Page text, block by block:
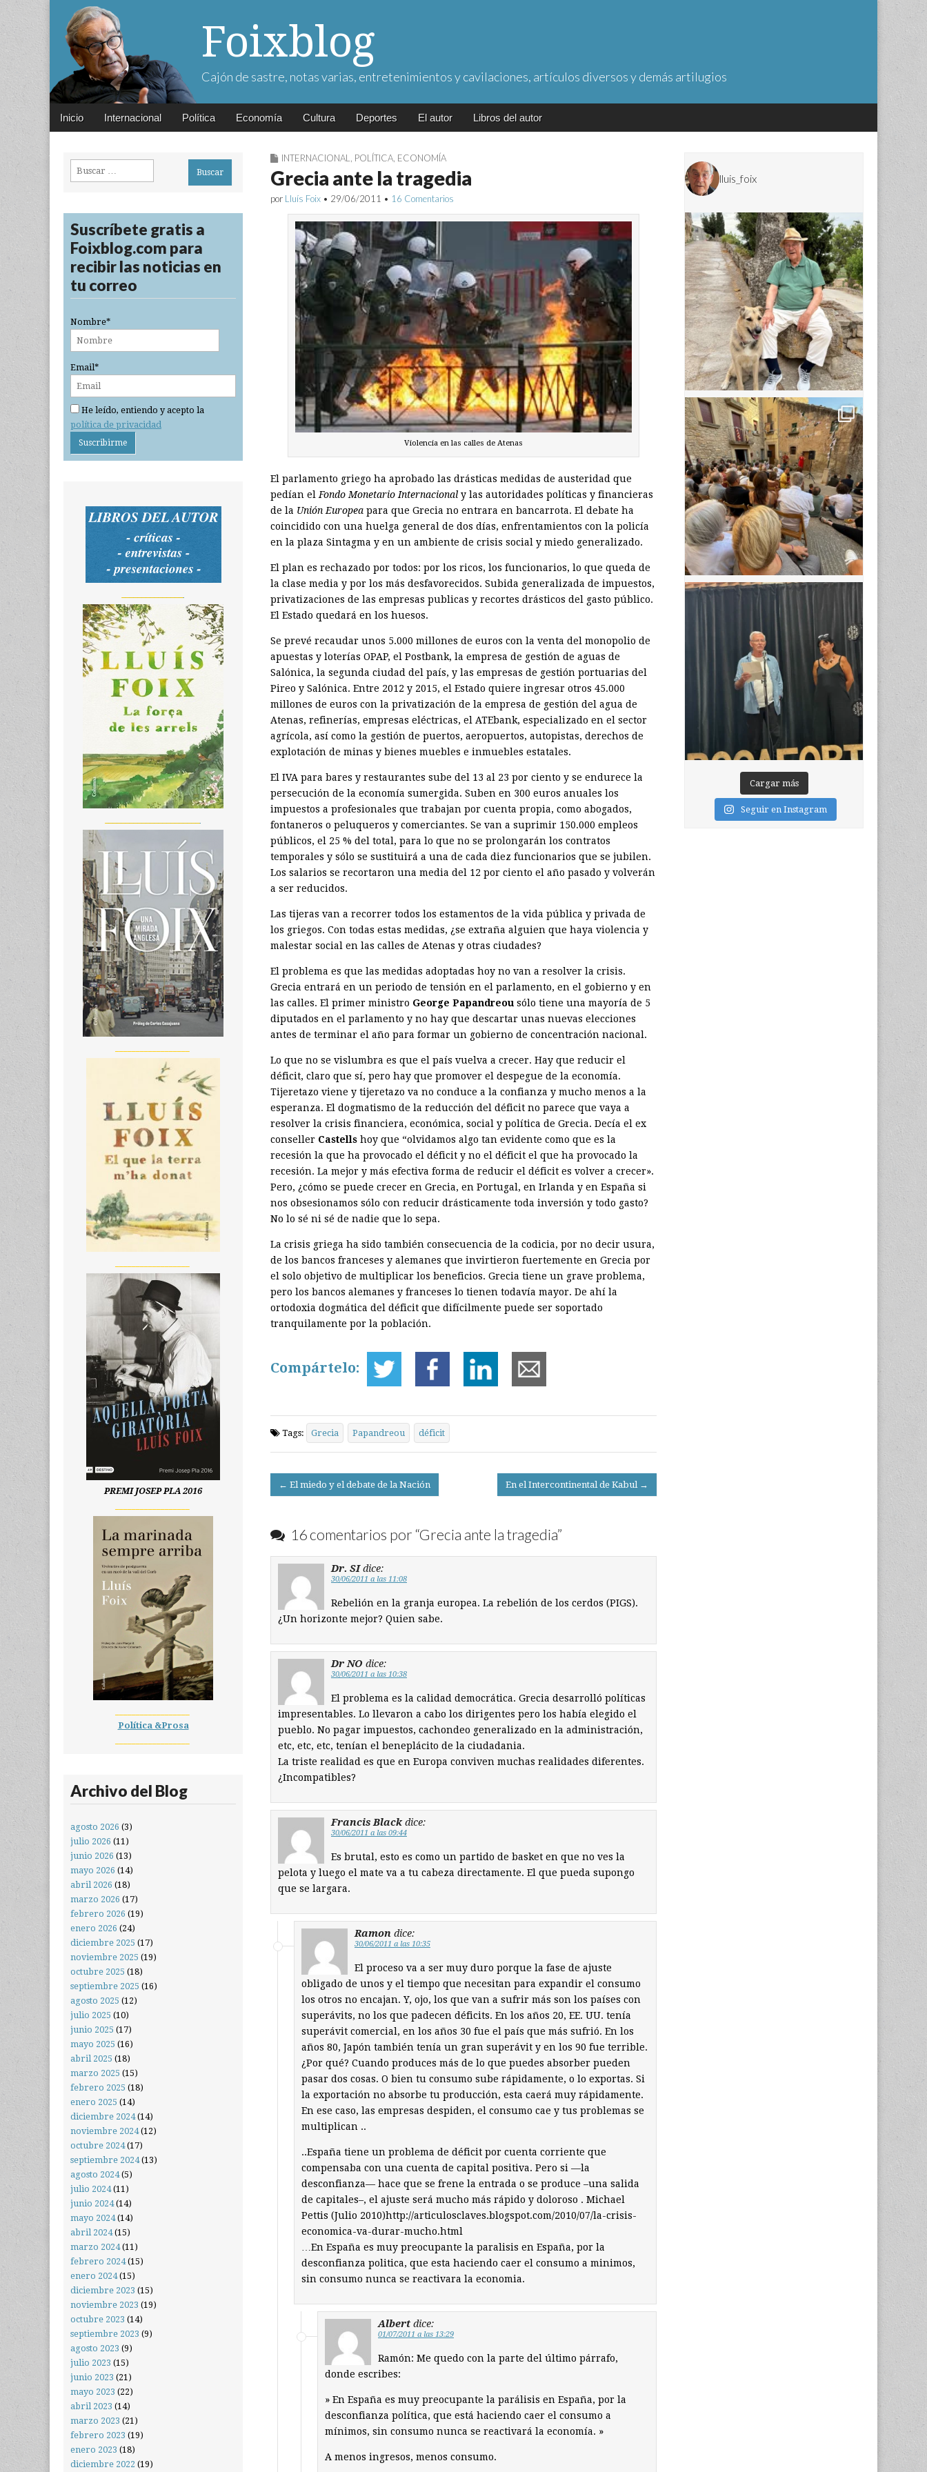
Foixblog
Cajón de sastre, notas varias, entretenimientos y cavilaciones, artículos diversos y demás artilugios
Main
Skip
Inicio Internacional Política Economía Cultura Deportes El autor Libros del autor
INTERNACIONAL POLÍTICA ECONOMÍA
Grecia ante la tragedia
por Lluís Foix • 29/06/2011 • 16 Comentarios
Violencia en las calles de Atenas
El parlamento griego ha aprobado las drásticas medidas de austeridad que
pedían el Fondo Monetario Internacional y las autoridades políticas y financieras
de la Unión Europea para que Grecia no entrara en bancarrota. El debate ha
coincidido con una huelga general de dos días, enfrentamientos con la policía
en la plaza Sintagma y en un ambiente de crisis social y miedo generalizado.
El plan es rechazado por todos: por los ricos, los funcionarios, lo que queda de
la clase media y por los más desfavorecidos. Subida generalizada de impuestos,
privatizaciones de las empresas publicas y recortes drásticos del gasto público.
El Estado quedará en los huesos.
Se prevé recaudar unos 5.000 millones de euros con la venta del monopolio de
apuestas y loterías OPAP, el Postbank, la empresa de gestión de aguas de
Salónica, la segunda ciudad del país, y las empresas de gestión portuarias del
Pireo y Salónica. Entre 2012 y 2015, el Estado quiere ingresar otros 45.000
millones de euros con la privatización de la empresa de gestión del agua de
Atenas, refinerías, empresas eléctricas, el ATEbank, especializado en el sector
agrícola, así como la gestión de puertos, aeropuertos, autopistas, derechos de
explotación de minas y bienes muebles e inmuebles estatales.
El IVA para bares y restaurantes sube del 13 al 23 por ciento y se endurece la
persecución de la economía sumergida. Suben en 300 euros anuales los
impuestos a profesionales que trabajan por cuenta propia, como abogados,
fontaneros o peluqueros y comerciantes. Se van a suprimir 150.000 empleos
públicos, el 25 % del total, para lo que no se prolongarán los contratos
temporales y sólo se sustituirá a una de cada diez funcionarios que se jubilen.
Los salarios se recortaron una media del 12 por ciento el año pasado y volverán
a ser reducidos.
Las tijeras van a recorrer todos los estamentos de la vida pública y privada de
los griegos. Con todas estas medidas, ¿se extraña alguien que haya violencia y
malestar social en las calles de Atenas y otras ciudades?
El problema es que las medidas adoptadas hoy no van a resolver la crisis.
Grecia entrará en un periodo de tensión en el parlamento, en el gobierno y en
las calles. El primer ministro George Papandreou sólo tiene una mayoría de 5
diputados en el parlamento y no hay que descartar unas nuevas elecciones
antes de terminar el año para formar un gobierno de concentración nacional.
Lo que no se vislumbra es que el país vuelva a crecer. Hay que reducir el
déficit, claro que sí, pero hay que promover el despegue de la economía.
Tijeretazo viene y tijeretazo va no conduce a la confianza y mucho menos a la
esperanza. El dogmatismo de la reducción del déficit no parece que vaya a
resolver la crisis financiera, económica, social y política de Grecia. Decía el ex
conseller Castells hoy que “olvidamos algo tan evidente como que es la
recesión la que ha provocado el déficit y no el déficit el que ha provocado la
recesión. La mejor y más efectiva forma de reducir el déficit es volver a crecer».
Pero, ¿cómo se puede crecer en Grecia, en Portugal, en Irlanda y en España si
nos obsesionamos sólo con reducir drásticamente toda inversión y todo gasto?
No lo sé ni sé de nadie que lo sepa.
La crisis griega ha sido también consecuencia de la codicia, por no decir usura,
de los bancos franceses y alemanes que invirtieron fuertemente en Grecia por
el solo objetivo de multiplicar los beneficios. Grecia tiene un grave problema,
pero los bancos alemanes y franceses lo tienen todavía mayor. De ahí la
ortodoxia dogmática del déficit que difícilmente puede ser soportado
tranquilamente por la población.
Compártelo:
Tags: Grecia Papandreou déficit
Post
← El miedo y el debate de la Nación En el Intercontinental de Kabul →
16 comentarios por “Grecia ante la tragedia”
Dr. SI dice:
30/06/2011 a las 11:08
Rebelión en la granja europea. La rebelión de los cerdos (PIGS).
¿Un horizonte mejor? Quien sabe.
Dr NO dice:
30/06/2011 a las 10:38
El problema es la calidad democrática. Grecia desarrolló políticas
impresentables. Lo llevaron a cabo los dirigentes pero los había elegido el
pueblo. No pagar impuestos, cachondeo generalizado en la administración,
etc, etc, etc, tenían el beneplácito de la ciudadania.
La triste realidad es que en Europa conviven muchas realidades diferentes.
¿Incompatibles?
Francis Black dice:
30/06/2011 a las 09:44
Es brutal, esto es como un partido de basket en que no ves la
pelota y luego el mate va a tu cabeza directamente. El que pueda supongo
que se largara.
Ramon dice:
30/06/2011 a las 10:35
El proceso va a ser muy duro porque la fase de ajuste
obligado de unos y el tiempo que necesitan para expandir el consumo
los otros no encajan. Y, ojo, los que van a sufrir más son los países con
superávits, no los que padecen déficits. En los años 20, EE. UU. tenía
superávit comercial, en los años 30 fue el país que más sufrió. En los
años 80, Japón también tenía un gran superávit y en los 90 fue terrible.
¿Por qué? Cuando produces más de lo que puedes absorber pueden
pasar dos cosas. O bien tu consumo sube rápidamente, o lo exportas. Si
la exportación no absorbe tu producción, esta caerá muy rápidamente.
En ese caso, las empresas despiden, el consumo cae y tus problemas se
multiplican ..
..España tiene un problema de déficit por cuenta corriente que
compensaba con una cuenta de capital positiva. Pero si —la
desconfianza— hace que se frene la entrada o se produce –una salida
de capitales–, el ajuste será mucho más rápido y doloroso . Michael
Pettis (Julio 2010)http://articulosclaves.blogspot.com/2010/07/la-crisis-
economica-va-durar-mucho.html
…En España es muy preocupante la paralisis en España, por la
desconfianza politica, que esta haciendo caer el consumo a minimos,
sin consumo nunca se reactivara la economia.
Albert dice:
01/07/2011 a las 13:29
Ramón: Me quedo con la parte del último párrafo,
donde escribes:
» En España es muy preocupante la parálisis en España, por la
desconfianza política, que está haciendo caer el consumo a
mínimos, sin consumo nunca se reactivará la economía. »
A menos ingresos, menos consumo.
Buscar:
Suscríbete gratis a
Foixblog.com para
recibir las noticias en
tu correo
Nombre*
Email*
He leído, entiendo y acepto la
política de privacidad
PREMI JOSEP PLA 2016
Política &Prosa
Archivo del Blog
agosto 2026 (3)
julio 2026 (11)
junio 2026 (13)
mayo 2026 (14)
abril 2026 (18)
marzo 2026 (17)
febrero 2026 (19)
enero 2026 (24)
diciembre 2025 (17)
noviembre 2025 (19)
octubre 2025 (18)
septiembre 2025 (16)
agosto 2025 (12)
julio 2025 (10)
junio 2025 (17)
mayo 2025 (16)
abril 2025 (18)
marzo 2025 (15)
febrero 2025 (18)
enero 2025 (14)
diciembre 2024(14)
noviembre 2024(12)
octubre 2024(17)
septiembre 2024(13)
agosto 2024(5)
julio 2024(11)
junio 2024(14)
mayo 2024(14)
abril 2024(15)
marzo 2024(11)
febrero 2024(15)
enero 2024(15)
diciembre 2023 (15)
noviembre 2023 (19)
octubre 2023 (14)
septiembre 2023 (9)
agosto 2023 (9)
julio 2023 (15)
junio 2023 (21)
mayo 2023 (22)
abril 2023 (14)
marzo 2023 (21)
febrero 2023 (19)
enero 2023 (18)
diciembre 2022 (19)
lluis_foix
Cargar más
Seguir en Instagram